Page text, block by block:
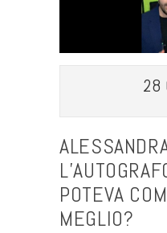
28
POTEVA
MEGLIO?